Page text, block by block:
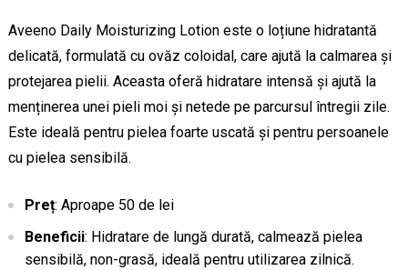
Aveeno Daily Moisturizing Lotion este o loțiune hidratantă
delicată, formulată cu ovăz coloidal, care ajută la calmarea și
protejarea pielii. Aceasta oferă hidratare intensă și ajută la
menținerea unei pieli moi și netede pe parcursul întregii zile.
Este ideală pentru pielea foarte uscată și pentru persoanele
cu pielea sensibilă.
Preț: Aproape 50 de lei
Beneficii: Hidratare de lungă durată, calmează pielea
sensibilă, non-grasă, ideală pentru utilizarea zilnică.